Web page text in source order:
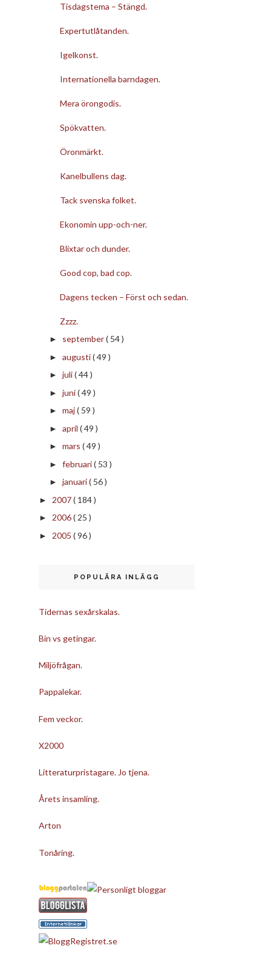
Tisdagstema – Stängd.
Expertutlåtanden.
Igelkonst.
Internationella barndagen.
Mera örongodis.
Spökvatten.
Öronmärkt.
Kanelbullens dag.
Tack svenska folket.
Ekonomin upp-och-ner.
Blixtar och dunder.
Good cop, bad cop.
Dagens tecken – Först och sedan.
Zzzz.
► september( 54 )
► augusti( 49 )
► juli( 44 )
► juni( 49 )
► maj( 59 )
► april ( 49 )
► mars ( 49 )
► februari( 53 )
► januari( 56 )
► 2007( 184 )
► 2006( 25 )
► 2005 ( 96 )
POPULÄRA INLÄGG
Tidernas sexårskalas.
Bin vs getingar.
Miljöfrågan.
Pappalekar.
Fem veckor.
X2000
Litteraturpristagare. Jo tjena.
Årets insamling.
Arton
Tonåring.